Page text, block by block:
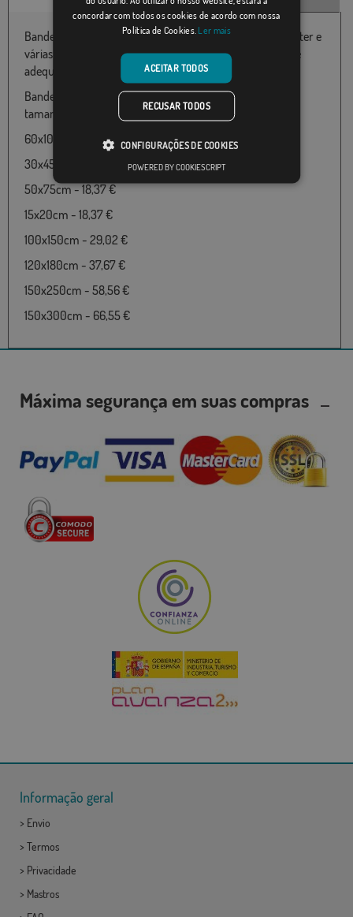
Bandeira de Espanha Olimpica disponível em 100% poliéster e
várias medidas de 060X100 até 150x300 particularmente
adequado para uso ao ar livre
Bandeira de Espanha Olimpica disponível nos seguintes
tamanhos e preços:
60x100cm - 18,37 €
30x45cm - 18,37 €
50x75cm - 18,37 €
15x20cm - 18,37 €
100x150cm - 29,02 €
120x180cm - 37,67 €
150x250cm - 58,56 €
150x300cm - 66,55 €
Máxima segurança em suas compras
Informação geral
> Envio
> Termos
> Privacidade
> Mastros
concordar com todos os cookies de acordo com nossa
Política de Cookies. Ler mais
ACEITAR TODOS
RECUSAR TODOS
CONFIGURAÇÕES DE COOKIES
POWERED BY COOKIESCRIPT